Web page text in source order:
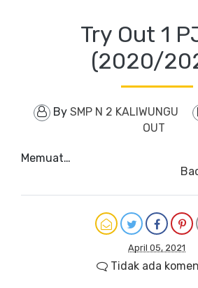
Try Out 1
(2020/
By SMP N 2 KALIWUNGU
OUT
Memuat…
April 05, 2021
Tidak ada